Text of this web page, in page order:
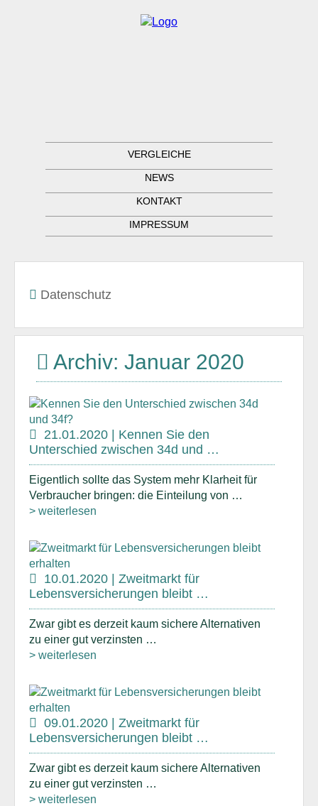
VERGLEICHE
NEWS
KONTAKT
IMPRESSUM
Datenschutz
Archiv: Januar 2020
21.01.2020 | Kennen Sie den
Unterschied zwischen 34d und …
Eigentlich sollte das System mehr Klarheit für
Verbraucher bringen: die Einteilung von …
> weiterlesen
10.01.2020 | Zweitmarkt für
Lebensversicherungen bleibt …
Zwar gibt es derzeit kaum sichere Alternativen
zu einer gut verzinsten …
> weiterlesen
09.01.2020 | Zweitmarkt für
Lebensversicherungen bleibt …
Zwar gibt es derzeit kaum sichere Alternativen
zu einer gut verzinsten …
> weiterlesen